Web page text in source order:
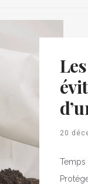
20
Temps